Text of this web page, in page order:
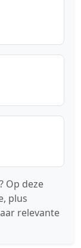
Op deze
plus
relevante